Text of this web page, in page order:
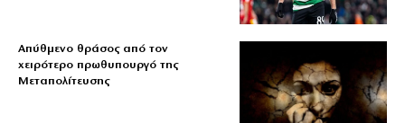
Απύθμενο θράσος από τον
χειρότερο πρωθυπουργό της
Μεταπολίτευσης